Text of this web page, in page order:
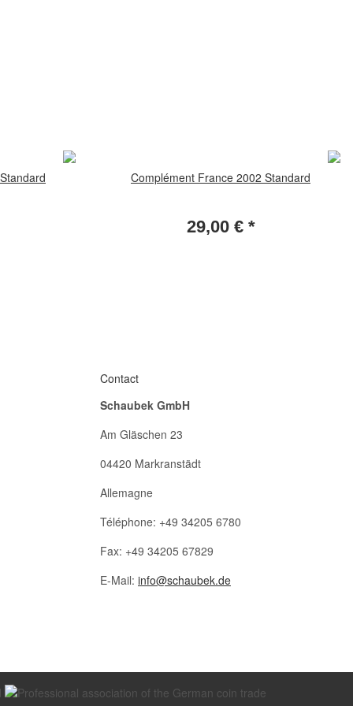
Complément France 2002 Standard
29,00 € *
Contact
Schaubek GmbH
Am Gläschen 23
04420 Markranstädt
Allemagne
Téléphone: +49 34205 6780
Fax: +49 34205 67829
E-Mail: info@schaubek.de